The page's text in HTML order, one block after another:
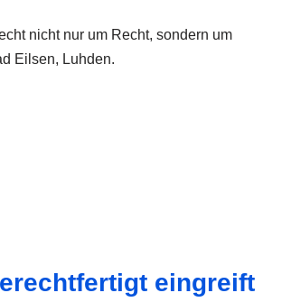
nicht nur um Recht, sondern um
Eilsen, Luhden.
eingreift